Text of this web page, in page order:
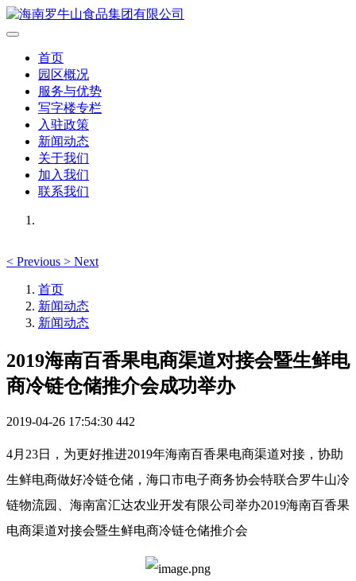
首页
园区概况
服务与优势
写字楼专栏
入驻政策
新闻动态
关于我们
加入我们
联系我们
< Previous > Next
首页
新闻动态
新闻动态
2019海南百香果电商渠道对接会暨生鲜电
商冷链仓储推介会成功举办
2019-04-26 17:54:30 442
4月23日，为更好推进2019年海南百香果电商渠道对接，协助
生鲜电商做好冷链仓储，海口市电子商务协会特联合罗牛山冷
链物流园、海南富汇达农业开发有限公司举办2019海南百香果
电商渠道对接会暨生鲜电商冷链仓储推介会